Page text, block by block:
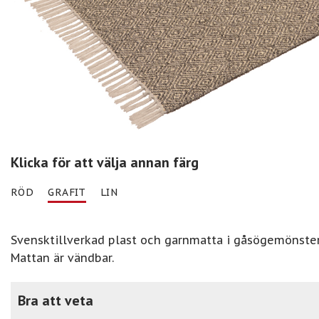
Klicka för att välja annan färg
RÖD GRAFIT LIN
Svensktillverkad plast och garnmatta i
Mattan är vändbar.
Bra att veta